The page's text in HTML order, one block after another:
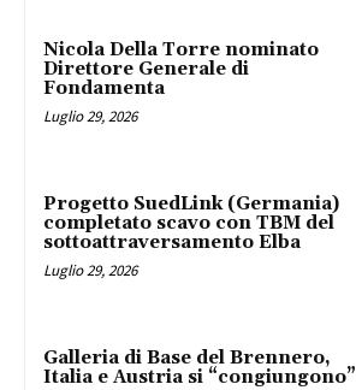
Nicola Della Torre nominato
Direttore Generale di
Fondamenta
Luglio 29, 2026
Progetto SuedLink (Germania)
completato scavo con TBM del
sottoattraversamento Elba
Luglio 29, 2026
Galleria di Base del Brennero,
Italia e Austria si “congiungono”